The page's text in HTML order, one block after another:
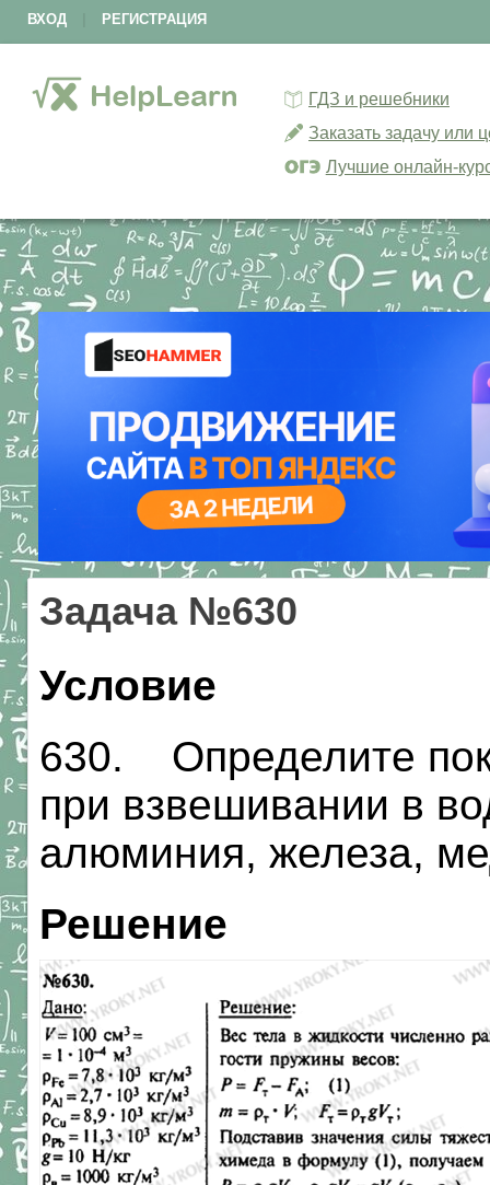
ВХОД РЕГИСТРАЦИЯ
ГДЗ и решебники
Заказать задачу или
Лучшие онлайн-
Задача №630
Условие
630. Определите
при взвешивании в
алюминия, железа,
Решение